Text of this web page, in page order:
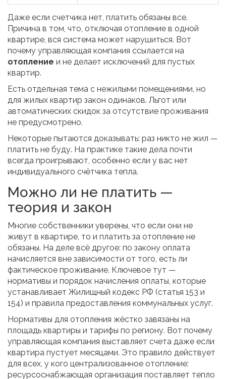
Даже если счетчика нет, платить обязаны все.
Причина в том, что, отключая отопление в одной
квартире, вся система может нарушиться. Вот
почему управляющая компания ссылается на
отопление и не делает исключений для пустых
квартир.
Есть отдельная тема с нежилыми помещениями, но
для жилых квартир закон одинаков. Льгот или
автоматических скидок за отсутствие проживания
не предусмотрено.
Некоторые пытаются доказывать: раз никто не жил —
платить не буду. На практике такие дела почти
всегда проигрывают, особенно если у вас нет
индивидуального счётчика тепла.
Можно ли не платить —
теория и закон
Многие собственники уверены, что если они не
живут в квартире, то и платить за отопление не
обязаны. На деле всё другое: по закону оплата
начисляется вне зависимости от того, есть ли
фактическое проживание. Ключевое тут —
нормативы и порядок начисления оплаты, которые
устанавливает Жилищный кодекс РФ (статья 153 и
154) и правила предоставления коммунальных услуг.
Нормативы для отопления жёстко завязаны на
площадь квартиры и тарифы по региону. Вот почему
управляющая компания выставляет счета даже если
квартира пустует месяцами. Это правило действует
для всех, у кого централизованное отопление:
ресурсоснабжающая организация поставляет тепло